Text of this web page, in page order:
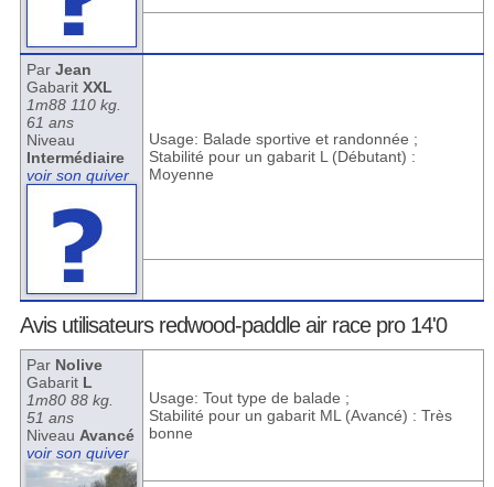
Par Jean
Gabarit XXL
1m88 110 kg.
61 ans
Niveau
Intermédiaire
voir son quiver
Usage: Balade sportive et randonnée ;
Stabilité pour un gabarit L (Débutant) :
Moyenne
Avis utilisateurs redwood-paddle air race pro 14'0
Par Nolive
Gabarit L
1m80 88 kg.
51 ans
Niveau Avancé
voir son quiver
Usage: Tout type de balade ;
Stabilité pour un gabarit ML (Avancé) : Très
bonne